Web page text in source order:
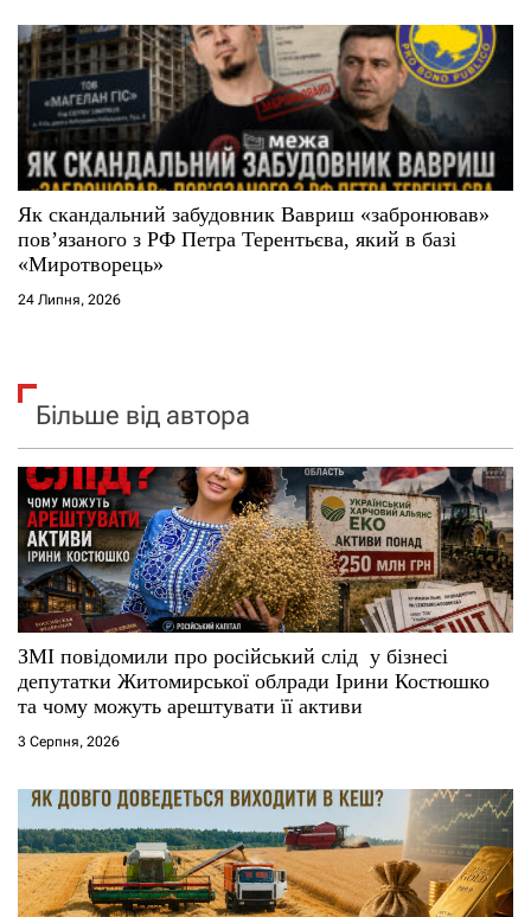
Як скандальний забудовник Вавриш «забронював»
повʼязаного з РФ Петра Терентьєва, який в базі
«Миротворець»
24 Липня, 2026
Більше від автора
ЗМІ повідомили про російський слід у бізнесі
депутатки Житомирської облради Ірини Костюшко
та чому можуть арештувати її активи
3 Серпня, 2026